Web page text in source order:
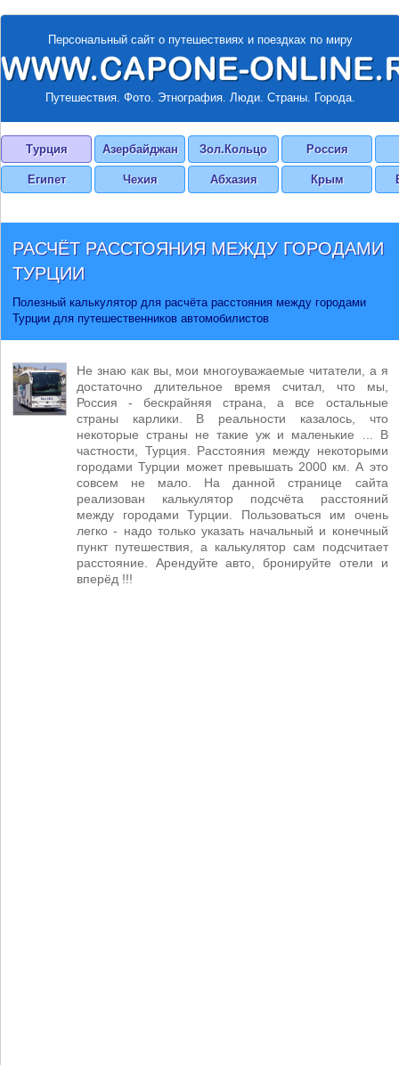
Персональный сайт о путешествиях и поездках по миру
Путешествия. Фото. Этнография. Люди. Страны. Города.
Турция Азербайджан Зол.Кольцо Россия
Египет Чехия Абхазия Крым
РАСЧЁТ РАССТОЯНИЯ МЕЖДУ ГОРОДАМИ
ТУРЦИИ
Полезный калькулятор для расчёта расстояния между городами
Турции для путешественников автомобилистов
Не знаю как вы, мои многоуважаемые читатели, а я
достаточно длительное время считал, что мы,
Россия - бескрайняя страна, а все остальные
страны карлики. В реальности казалось, что
некоторые страны не такие уж и маленькие ... В
частности, Турция. Расстояния между некоторыми
городами Турции может превышать 2000 км. А это
совсем не мало. На данной странице сайта
реализован калькулятор подсчёта расстояний
между городами Турции. Пользоваться им очень
легко - надо только указать начальный и конечный
пункт путешествия, а калькулятор сам подсчитает
расстояние. Арендуйте авто, бронируйте отели и
вперёд !!!